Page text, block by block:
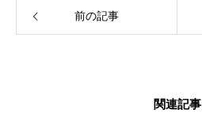
前の記事
関連記事